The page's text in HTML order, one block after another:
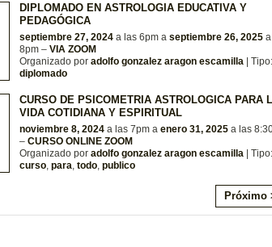
DIPLOMADO EN ASTROLOGIA EDUCATIVA Y
PEDAGÓGICA
septiembre 27, 2024 a las 6pm a septiembre 26, 2025
8pm – VIA ZOOM
Organizado por adolfo gonzalez aragon escamilla | Tipo:
diplomado
CURSO DE PSICOMETRIA ASTROLOGICA PARA
VIDA COTIDIANA Y ESPIRITUAL
noviembre 8, 2024 a las 7pm a enero 31, 2025 a las
– CURSO ONLINE ZOOM
Organizado por adolfo gonzalez aragon escamilla | Tipo:
curso para todo publico
Próximo